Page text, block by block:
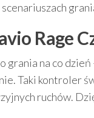
Rage
grania na co
Taki kontroler
ruchów.